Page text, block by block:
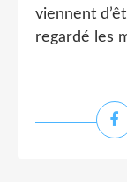
viennent
regardé les